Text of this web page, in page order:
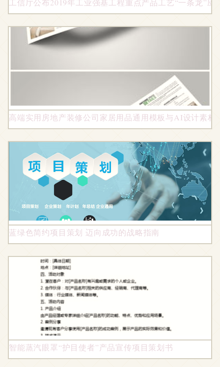
高端实用房地产装修公司家居用品通用模板与AI设计素
蓝绿色简约项目策划 迈向成功的战略指南
智能蒸汽眼罩“护目使者”产品宣传项目策划书